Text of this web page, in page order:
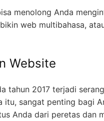
menolong Anda
web multibahasa,
Website
tahun 2017 terjadi
itu, sangat penting bagi
Anda dari peretas dan